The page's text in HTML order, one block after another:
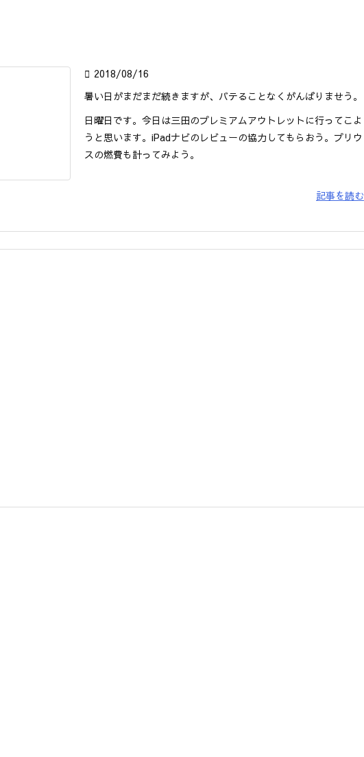
 2018/08/16
暑い日がまだまだ続きますが、バテることなくがんばりませう。
日曜日です。今日は三田のプレミアムアウトレットに行ってこよ
うと思います。iPadナビのレビューの協力してもらおう。プリウ
スの燃費も計ってみよう。
記事を読む